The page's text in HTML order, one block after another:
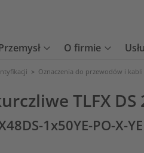
O firmie
> Oznaczenia do przewodów i kabli
TLFX DS
1x50YE-PO-X-YE